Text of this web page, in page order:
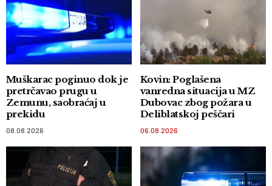
Muškarac poginuo dok je
pretrčavao prugu u
Zemunu, saobraćaj u
prekidu
08.08.2026
Kovin: Poglašena
vanredna situacija u MZ
Dubovac zbog požara u
Deliblatskoj peščari
06.08.2026